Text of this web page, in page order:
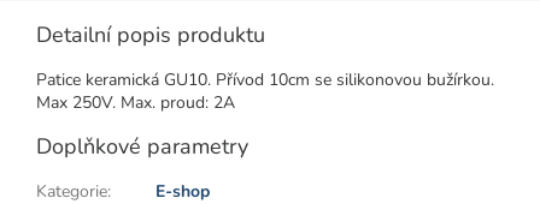
Detailní popis produktu
Patice keramická GU10. Přívod 10cm se silikonovou bužírkou.
Max 250V. Max. proud: 2A
Doplňkové parametry
Kategorie:
E-shop